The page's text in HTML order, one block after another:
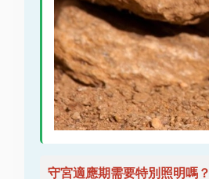
守宮適應期需要特別照明嗎？